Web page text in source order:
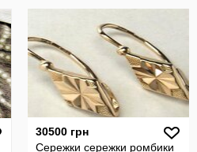
30500 грн
Сережки сережки ромбики